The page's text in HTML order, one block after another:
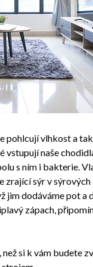
pohlcují vlhkost a
vstupují naše
s ním i bakterie.
sýr v
dodáváme pot a
zápach,
si k vám budete